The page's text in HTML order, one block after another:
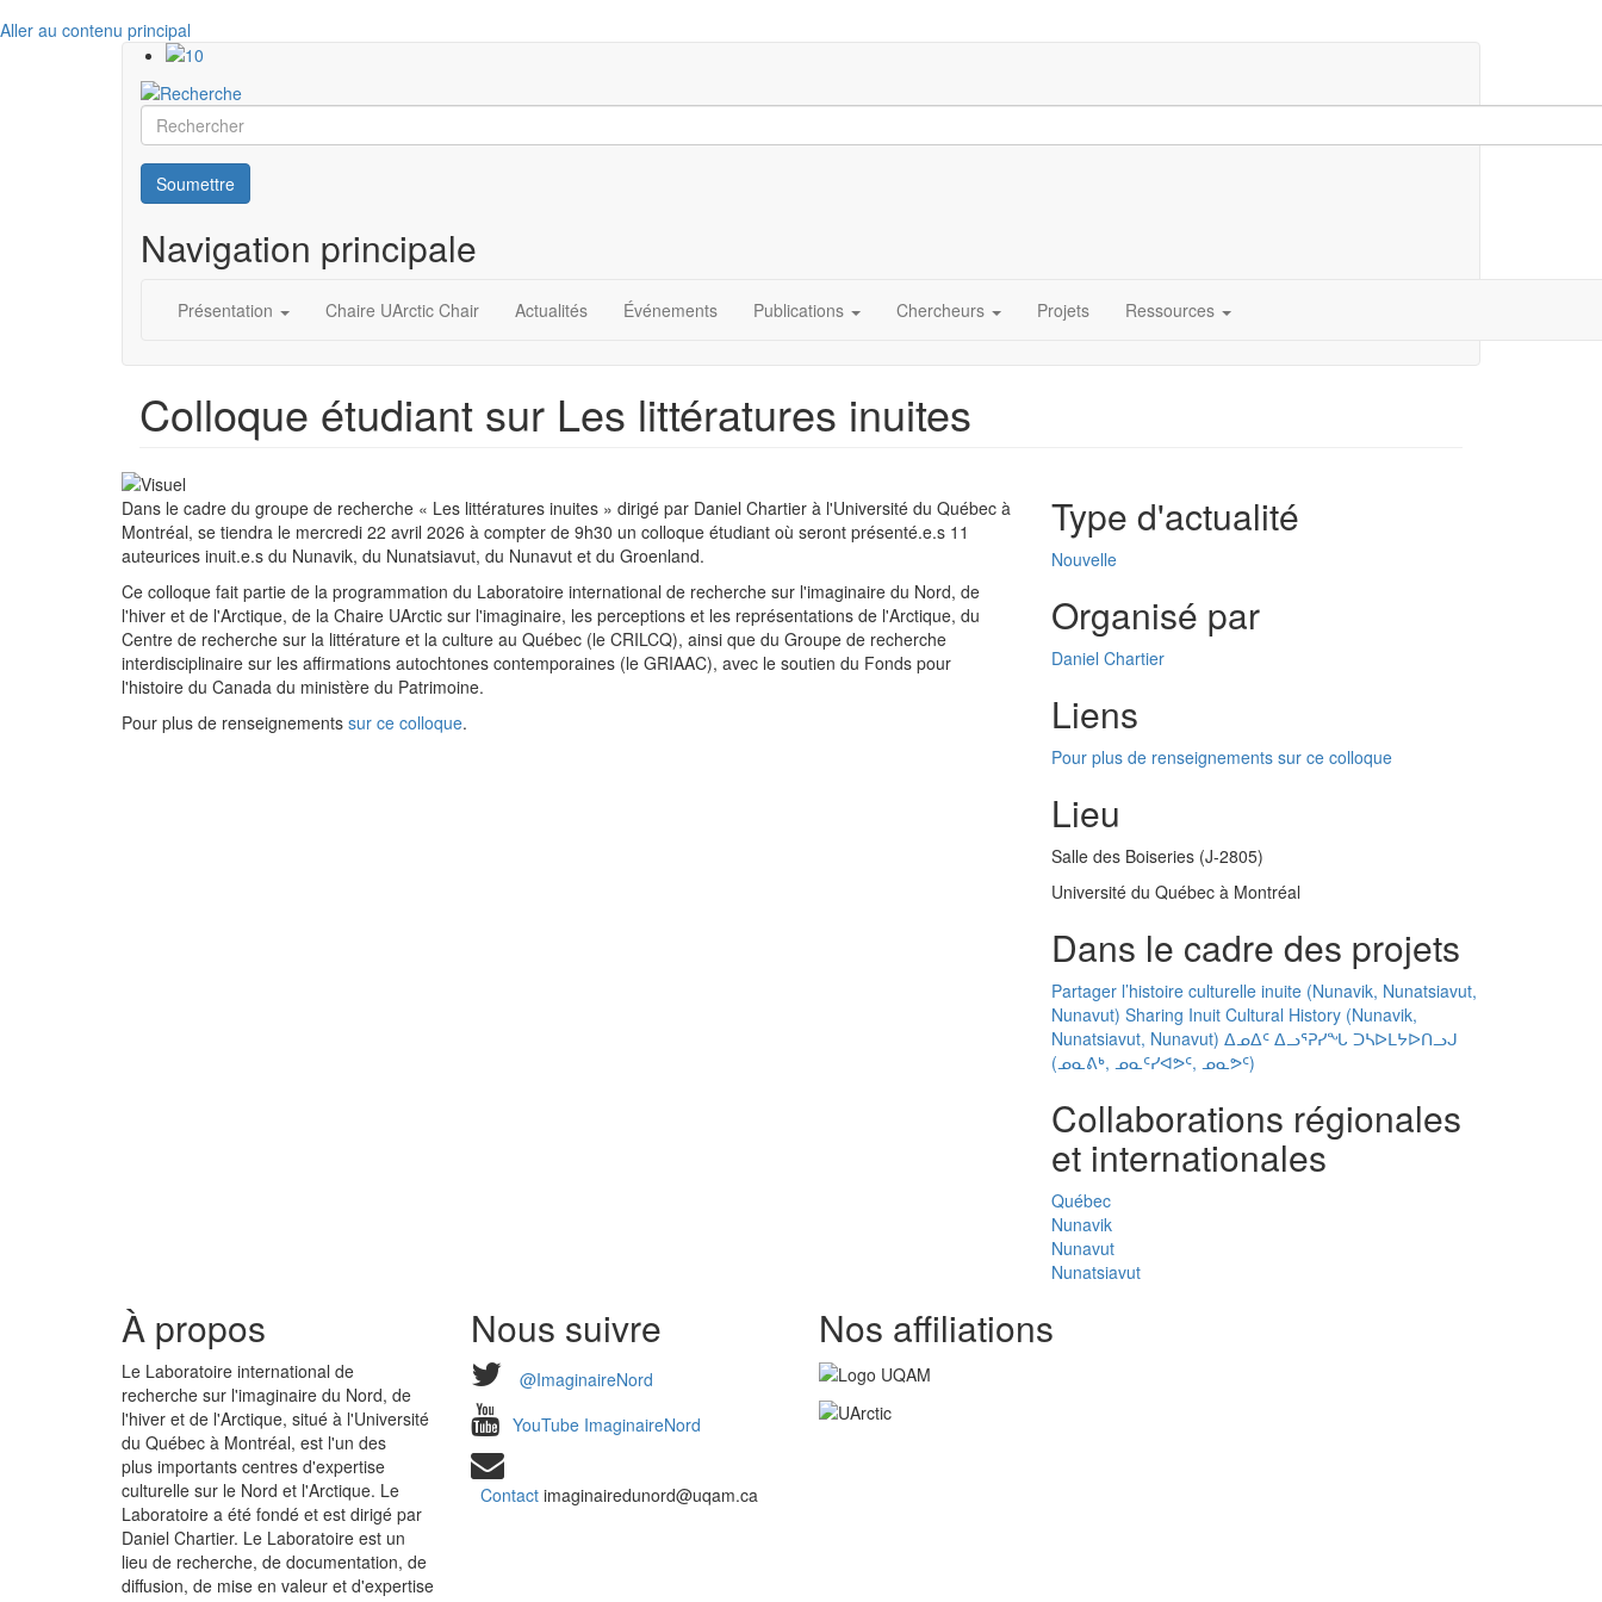
Aller au contenu principal
Rechercher
Soumettre
Navigation principale
Présentation Chaire UArctic Chair Actualités Événements Publications Chercheurs Projets Ressources
Colloque étudiant sur Les littératures inuites
Dans le cadre du groupe de recherche « Les littératures inuites » dirigé par Daniel Chartier à l'Université du Québec à
Montréal, se tiendra le mercredi 22 avril 2026 à compter de 9h30 un colloque étudiant où seront présenté.e.s 11
auteurices inuit.e.s du Nunavik, du Nunatsiavut, du Nunavut et du Groenland.
Ce colloque fait partie de la programmation du Laboratoire international de recherche sur l'imaginaire du Nord, de
l'hiver et de l'Arctique, de la Chaire UArctic sur l'imaginaire, les perceptions et les représentations de l'Arctique, du
Centre de recherche sur la littérature et la culture au Québec (le CRILCQ), ainsi que du Groupe de recherche
interdisciplinaire sur les affirmations autochtones contemporaines (le GRIAAC), avec le soutien du Fonds pour
l'histoire du Canada du ministère du Patrimoine.
Pour plus de renseignements sur ce colloque.
Type d'actualité
Nouvelle
Organisé par
Daniel Chartier
Liens
Pour plus de renseignements sur ce colloque
Lieu
Salle des Boiseries (J-2805)
Université du Québec à Montréal
Dans le cadre des projets
Partager l’histoire culturelle inuite (Nunavik, Nunatsiavut,
Nunavut) Sharing Inuit Cultural History (Nunavik,
Nunatsiavut, Nunavut) ᐃᓄᐃᑦ ᐃᓗᕐᕈᓯᖓ ᑐᓴᐅᒪᔭᐅᑎᓗᒍ
(ᓄᓇᕕᒃ, ᓄᓇᑦᓯᐊᕗᑦ, ᓄᓇᕗᑦ)
Collaborations régionales
et internationales
Québec
Nunavik
Nunavut
Nunatsiavut
À propos
Le Laboratoire international de
recherche sur l'imaginaire du Nord, de
l'hiver et de l'Arctique, situé à l'Université
du Québec à Montréal, est l'un des
plus importants centres d'expertise
culturelle sur le Nord et l'Arctique. Le
Laboratoire a été fondé et est dirigé par
Daniel Chartier. Le Laboratoire est un
lieu de recherche, de documentation, de
diffusion, de mise en valeur et d'expertise
Nous suivre
@ImaginaireNord
YouTube ImaginaireNord
Contactimaginairedunord@uqam.ca
Nos affiliations